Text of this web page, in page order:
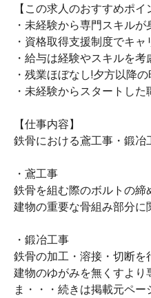
【この求人のおすすめポイ
・未経験から専門スキルが
・資格取得支援制度でキ
・給与は経験やスキルを考
・残業ほぼなし!夕方以降
・未経験からスタートし
【仕事内容】
鉄骨における鳶工事・鍛冶
・鳶工事
鉄骨を組む際のボルトの締
建物の重要な骨組み部分に
・鍛冶工事
鉄骨の加工・溶接・切断を
建物のゆがみを無くすより
ま・・・続きは掲載元ペー